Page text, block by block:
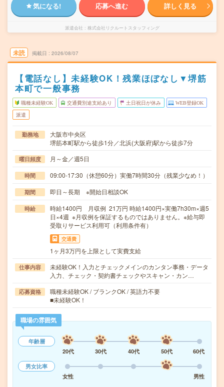
気になる! 応募へ進む 詳しく見る
派遣会社 株式会社リクルートスタッフィング
未読 掲載日 2026/08/07
【電話なし】未経験OK！残業ほぼなし▼堺筋
本町で一般事務
職種未経験OK 交通費別途支給あり 土日祝日が休み WEB登録OK
派遣
勤務地
大阪市中央区
堺筋本町駅から徒歩1分／北浜(大阪府)駅から徒歩7分
曜日頻度 月～金／週5日
時間 09:00-17:30（休憩60分）実働7時間30分（残業少なめ！）
期間 即日～長期 ※開始日相談OK
時給
時給1400円 月収例 21万円 時給1400円×実働7h30m×週5
日×4週 ※月収例を保証するものではありません。※給与即
受取りサービス利用可（利用条件有）
交通費
1ヶ月3万円を上限として実費支給
仕事内容
未経験OK！入力とチェックメインのカンタン事務・データ
入力、チェック・契約書チェックやスキャン・カン…
応募資格
職種未経験OK / ブランクOK / 英語力不要
■未経験OK！
職場の雰囲気
年齢層
20代
30代 40代 50代
60代
男女比率
女性
男性